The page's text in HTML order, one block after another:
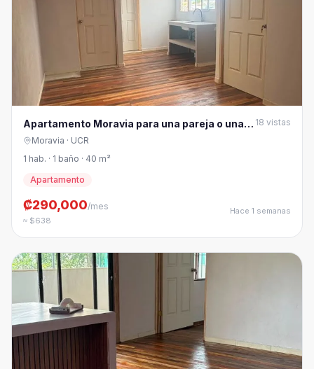
Apartamento Moravia para una pareja o una
persona
18 vistas
Moravia · UCR
1 hab. · 1 baño · 40 m²
Apartamento
₡290,000/mes
≈ $638
Hace 1 semanas